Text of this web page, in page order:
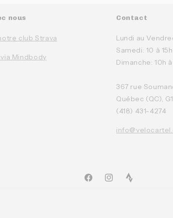
nous
club Strava
Mindbody
Contact
Lundi au
Samedi: 10 à 15h
Dimanche: 10h à
367 rue
Québec (QC),
(418) 431-4274
FacebookInstagramTikTok